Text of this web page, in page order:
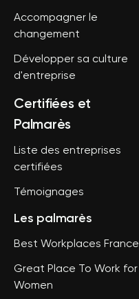
Accompagner le
changement
Développer sa culture
d'entreprise
Certifiées et
Palmarès
Liste des entreprises
certifiées
Témoignages
Les palmarès
Best Workplaces France
Great Place To Work for
Women